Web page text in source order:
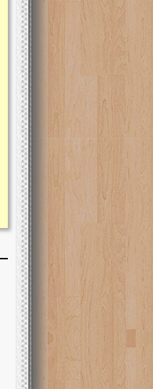
Open Donasi Wakaf
Rumah Qur'an & TK Islam
Najjah di Jonggol
Saat ini, Ulurtangan bersama Yayasan
Najjahtul Islam Jonggol sedang merintis
pembangunan Rumah Qur’an dan
kanak Islam Terpadu (TKIT) An Najjah
Gedung Majelis Taklim di Jonggol,...